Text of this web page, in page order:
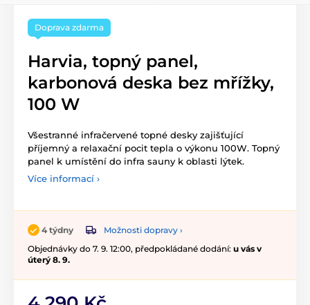
Doprava zdarma
Harvia, topný panel,
karbonová deska bez mřížky,
100 W
Všestranné infračervené topné desky zajišťující
příjemný a relaxační pocit tepla o výkonu 100W. Topný
panel k umístění do infra sauny k oblasti lýtek.
Více informací ›
4 týdny
Možnosti dopravy ›
Objednávky do 7. 9. 12:00, předpokládané dodání: u vás v
úterý 8. 9.